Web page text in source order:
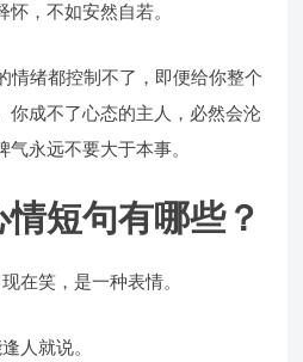
，不如安然自若。
情绪都控制不了，即便给你整个
你成不了心态的主人，必然会沦
永远不要大于本事。
短句有哪些？
在笑，是一种表情。
人就说。